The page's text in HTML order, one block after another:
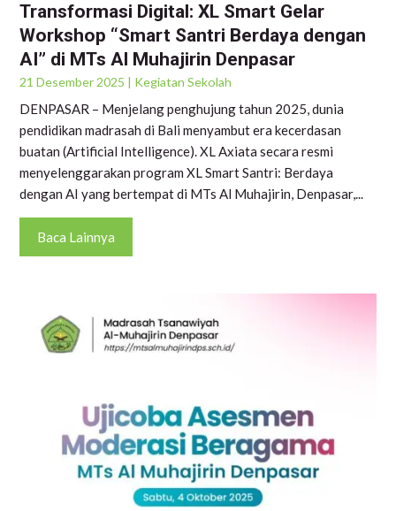
Transformasi Digital: XL Smart Gelar
Workshop “Smart Santri Berdaya dengan
AI” di MTs Al Muhajirin Denpasar
21 Desember 2025 | Kegiatan Sekolah
DENPASAR – Menjelang penghujung tahun 2025, dunia
pendidikan madrasah di Bali menyambut era kecerdasan
buatan (Artificial Intelligence). XL Axiata secara resmi
menyelenggarakan program XL Smart Santri: Berdaya
dengan AI yang bertempat di MTs Al Muhajirin, Denpasar,...
Baca Lainnya